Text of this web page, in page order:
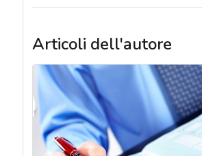
Articoli dell'autore